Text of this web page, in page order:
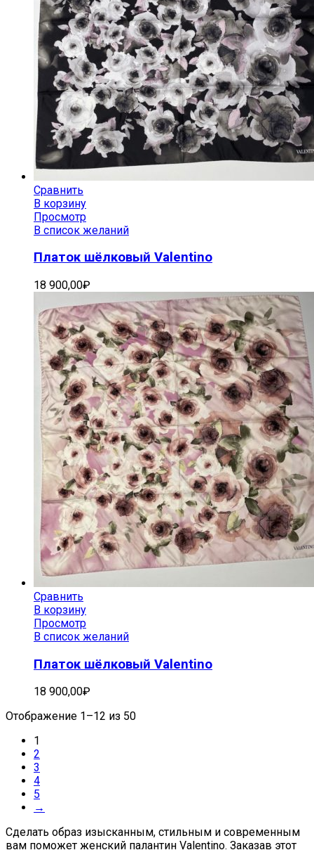
Сравнить
В корзину
Просмотр
В список желаний
Платок шёлковый Valentino
18 900,00₽
Сравнить
В корзину
Просмотр
В список желаний
Платок шёлковый Valentino
18 900,00₽
Отображение 1–12 из 50
1
2
3
4
5
→
Сделать образ изысканным, стильным и современным
вам поможет женский палантин Valentino. Заказав этот